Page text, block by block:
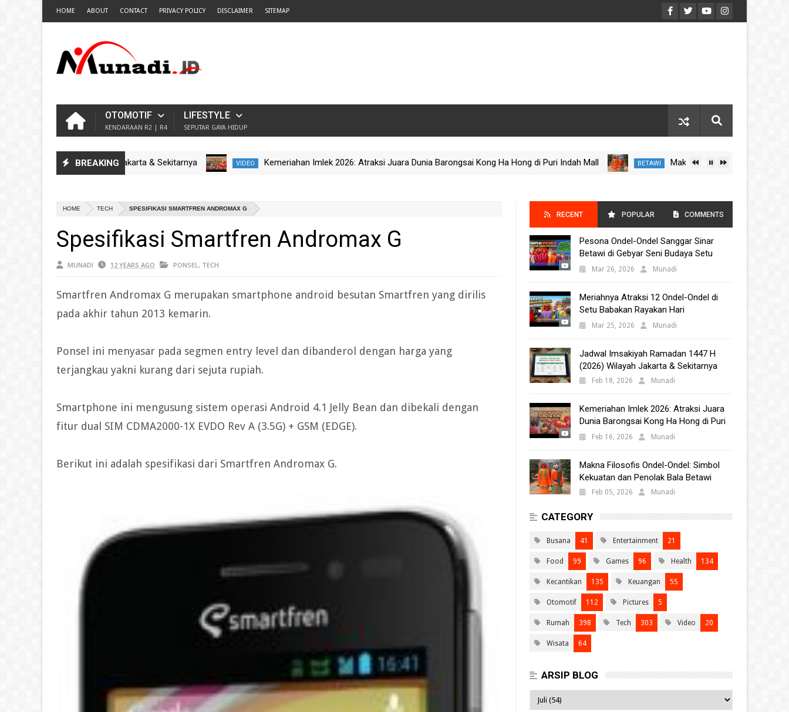
HOME ABOUT CONTACT PRIVACY POLICY DISCLAIMER SITEMAP
OTOMOTIF
KENDARAAN R2 | R4
LIFESTYLE
SEPUTAR GAYA HIDUP
BREAKING
H (2026) Wilayah Jakarta & Sekitarnya VIDEO Kemeriahan Imlek 2026: Atraksi Juara Dunia Barongsai Kong Ha Hong di Puri Indah Mall BETAWI Makna Filosofis Ondel-Ondel: Simbol
HOME TECH SPESIFIKASI SMARTFREN ANDROMAX G
Spesifikasi Smartfren Andromax G
MUNADI 12 YEARS AGO PONSEL, TECH
Smartfren Andromax G merupakan smartphone android besutan Smartfren yang dirilis
pada akhir tahun 2013 kemarin.
Ponsel ini menyasar pada segmen entry level dan dibanderol dengan harga yang
terjangkau yakni kurang dari sejuta rupiah.
Smartphone ini mengusung sistem operasi Android 4.1 Jelly Bean dan dibekali dengan
fitur dual SIM CDMA2000-1X EVDO Rev A (3.5G) + GSM (EDGE).
Berikut ini adalah spesifikasi dari Smartfren Andromax G.
RECENT POPULAR
POSTS
COMMENTS
Pesona Ondel-Ondel Sanggar Sinar
Betawi di Gebyar Seni Budaya Setu
Babakan 2025
Mar 26, 2026 Munadi
Meriahnya Atraksi 12 Ondel-Ondel di
Setu Babakan Rayakan Hari
Kebudayaan Nasional 2025
Mar 25, 2026 Munadi
Jadwal Imsakiyah Ramadan 1447 H
(2026) Wilayah Jakarta & Sekitarnya
Feb 18, 2026 Munadi
Kemeriahan Imlek 2026: Atraksi Juara
Dunia Barongsai Kong Ha Hong di Puri
Indah Mall
Feb 16, 2026 Munadi
Makna Filosofis Ondel-Ondel: Simbol
Kekuatan dan Penolak Bala Betawi
Feb 05, 2026 Munadi
CATEGORY
Busana 41 Entertainment 21
Food 99 Games 96 Health 134
Kecantikan 135 Keuangan 55
Otomotif 112 Pictures 5
Rumah 398 Tech 303 Video 20
Wisata 64
ARSIP BLOG